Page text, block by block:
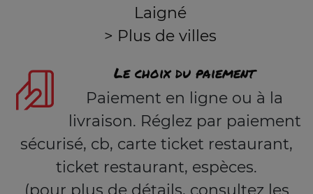
Laigné
> Plus de villes
Le choix du paiement
Paiement en ligne ou à la
livraison. Réglez par paiement
sécurisé, cb, carte ticket restaurant,
ticket restaurant, espèces.
(pour plus de détails, consultez les